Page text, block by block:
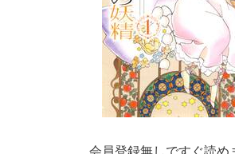
会員登録無しですぐ読め